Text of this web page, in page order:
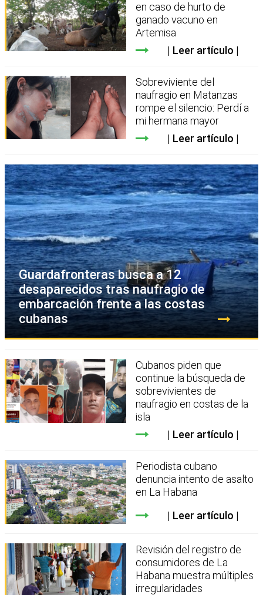
en caso de hurto de
ganado vacuno en
Artemisa
Leer artículo
Sobreviviente del
naufragio en Matanzas
rompe el silencio: Perdí a
mi hermana mayor
Leer artículo
Guardafronteras busca a 12
desaparecidos tras naufragio de
embarcación frente a las costas
cubanas
Cubanos piden que
continue la búsqueda de
sobrevivientes de
naufragio en costas de la
isla
Leer artículo
Periodista cubano
denuncia intento de asalto
en La Habana
Leer artículo
Revisión del registro de
consumidores de La
Habana muestra múltiples
irregularidades